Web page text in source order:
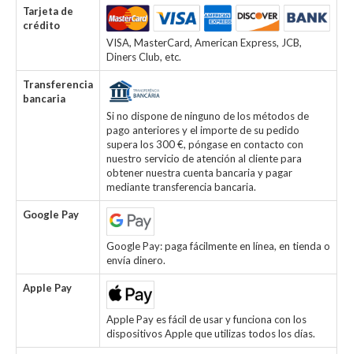
Tarjeta de
crédito
VISA, MasterCard, American Express, JCB,
Diners Club, etc.
Transferencia
bancaria
Si no dispone de ninguno de los métodos de
pago anteriores y el importe de su pedido
supera los 300 €, póngase en contacto con
nuestro servicio de atención al cliente para
obtener nuestra cuenta bancaria y pagar
mediante transferencia bancaria.
Google Pay
Google Pay: paga fácilmente en línea, en tienda o
envía dinero.
Apple Pay
Apple Pay es fácil de usar y funciona con los
dispositivos Apple que utilizas todos los días.